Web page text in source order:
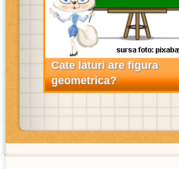
Cate laturi are figura
geometrica?